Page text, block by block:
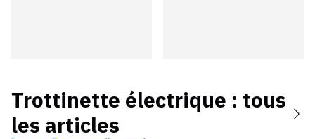
Trottinette électrique : tous
les articles